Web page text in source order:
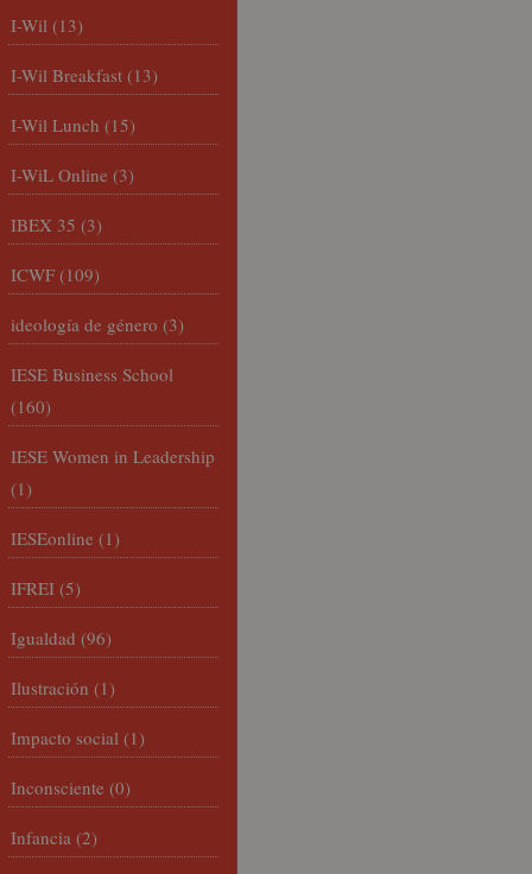
I-Wil (13)
I-Wil Breakfast (13)
I-Wil Lunch (15)
I-WiL Online (3)
IBEX 35 (3)
ICWF (109)
ideología de género (3)
IESE Business School
(160)
IESE Women in Leadership
(1)
IESEonline (1)
IFREI (5)
Igualdad (96)
Ilustración (1)
Impacto social (1)
Inconsciente (0)
Infancia (2)